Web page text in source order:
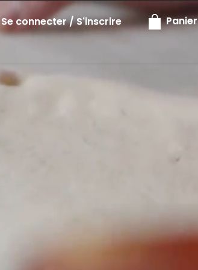
Se connecter / S'inscrire Panier